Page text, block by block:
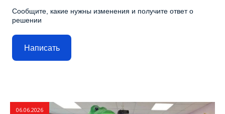
Сообщите, какие нужны изменения и получите ответ о
решении
Написать
06.06.2026